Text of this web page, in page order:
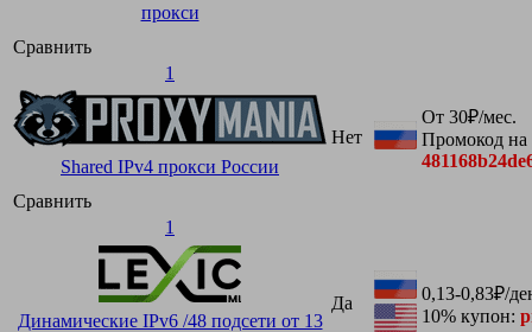
прокси
Сравнить
1
Shared IPv4 прокси России
Сравнить
Нет
От 30₽/мес.
Промокод
1
Динамические IPv6 /48 подсети от 13
Да
0,13-0,83₽/
10% купон: